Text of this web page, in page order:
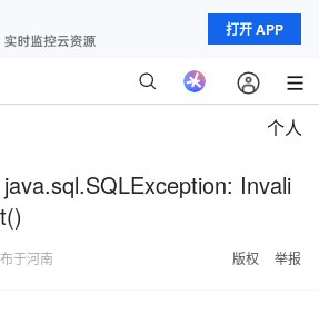
打开 APP
个人
java.sql.SQLException: Invali
于河南 版权 举报